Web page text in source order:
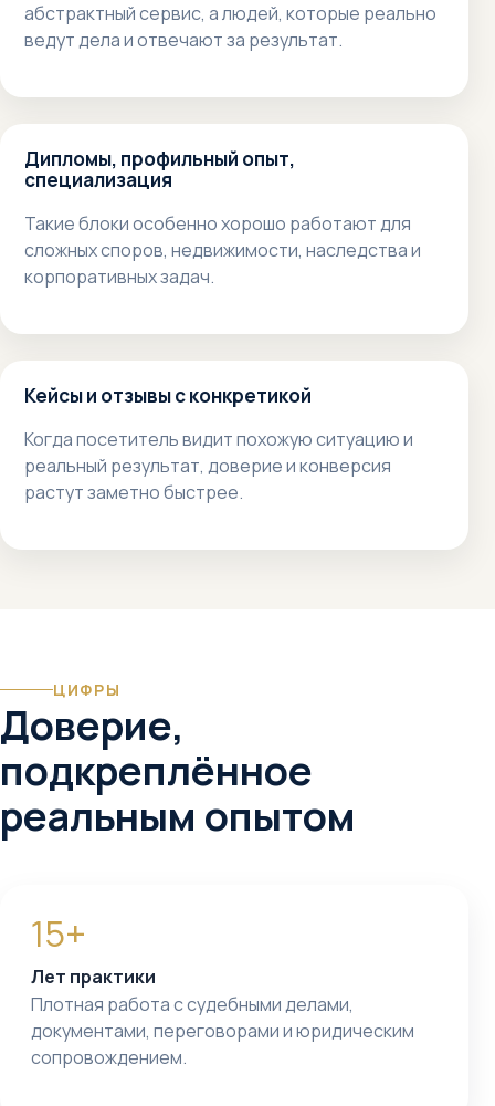
абстрактный сервис, а людей, которые реально
ведут дела и отвечают за результат.
Дипломы, профильный опыт,
специализация
Такие блоки особенно хорошо работают для
сложных споров, недвижимости, наследства и
корпоративных задач.
Кейсы и отзывы с конкретикой
Когда посетитель видит похожую ситуацию и
реальный результат, доверие и конверсия
растут заметно быстрее.
ЦИФРЫ
Доверие,
подкреплённое
реальным опытом
15+
Лет практики
Плотная работа с судебными делами,
документами, переговорами и юридическим
сопровождением.